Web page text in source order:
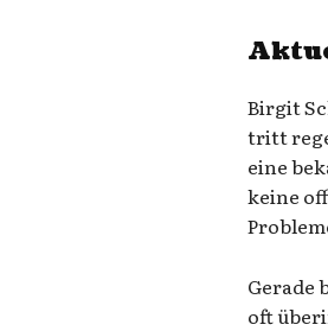
Birgit
tritt
eine
keine
Gerade
oft